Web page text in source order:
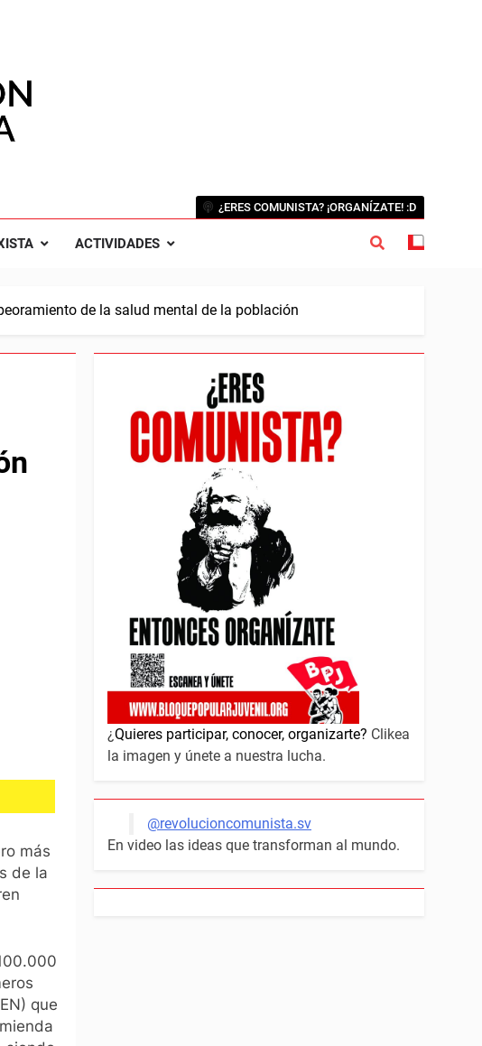
ACTIVIDADES
¿ERES COMUNISTA? ¡ORGANÍZATE! :D
de la salud mental de la población
más
de la
que
¿Quieres participar, conocer, organizarte? Clikea
la imagen y únete a nuestra lucha.
@revolucioncomunista.sv
En video las ideas que transforman al mundo.